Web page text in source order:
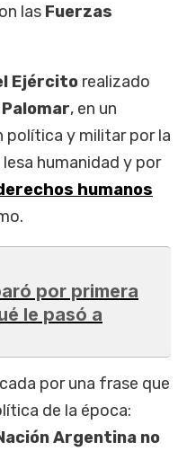
las Fuerzas
Ejército realizado
, en un
y militar por la
humanidad y por
humanos
por primera
le pasó a
por una frase que
de la época:
Argentina no